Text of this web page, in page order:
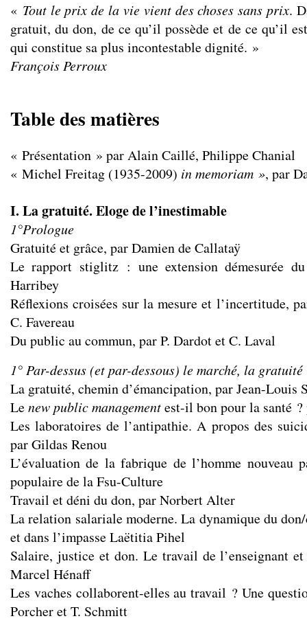
« Tout le prix de la vie vient des choses sans prix.
gratuit, du don, de ce qu’il possède et de ce qu’il
qui constitue sa plus incontestable dignité. »
François Perroux
Table des matières
« Présentation » par Alain Caillé, Philippe Chanial
« Michel Freitag (1935-2009) in memoriam », par
I. La gratuité. Eloge de l’inestimable
1°Prologue
Gratuité et grâce, par Damien de Callataÿ
Le rapport stiglitz : une extension démesurée
Harribey
Réflexions croisées sur la mesure et l’incertitude,
C. Favereau
Du public au commun, par P. Dardot et C. Laval
1° Par-dessus (et par-dessous) le marché, la
La gratuité, chemin d’émancipation, par Jean-Louis
Lenew public managementest-il bon pour la santé
Les laboratoires de l’antipathie. A propos des
par Gildas Renou
L’évaluation de la fabrique de l’homme nouveau
populaire de la Fsu-Culture
Travail et déni du don, par Norbert Alter
La relation salariale moderne. La dynamique du
et dans l’impasse Laëtitia Pihel
Salaire, justice et don. Le travail de l’enseignant
Marcel Hénaff
Les vaches collaborent-elles au travail ? Une
Porcher et T. Schmitt